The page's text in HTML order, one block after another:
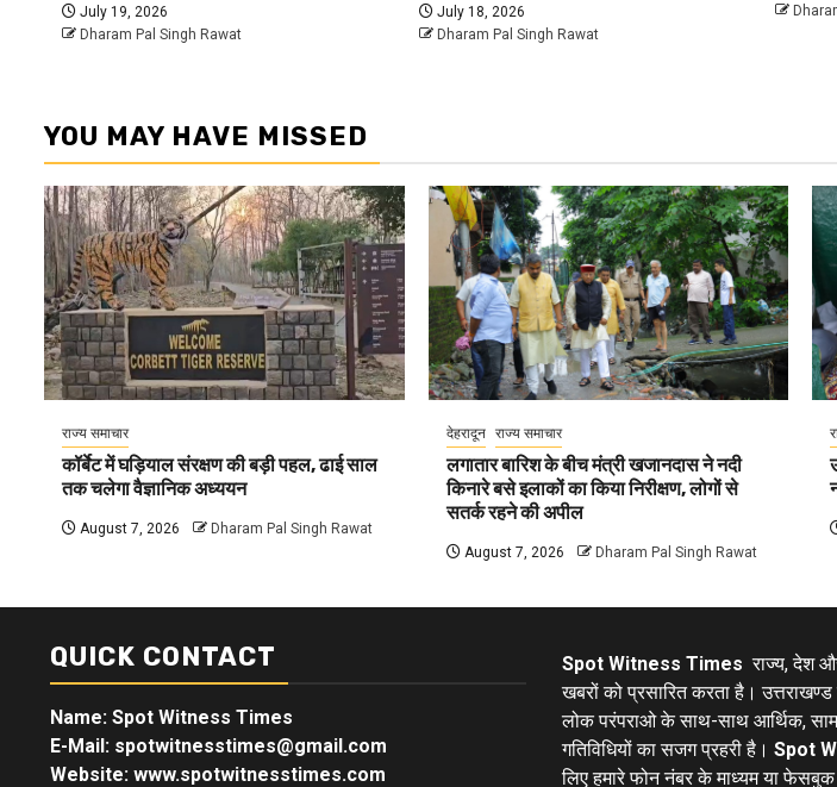
July 19, 2026
Dharam Pal Singh Rawat
July 18, 2026
Dharam Pal Singh Rawat
YOU MAY HAVE MISSED
राज्य समाचार
कॉर्बेट में घड़ियाल संरक्षण की बड़ी पहल, ढाई साल
तक चलेगा वैज्ञानिक अध्ययन
August 7, 2026 Dharam Pal Singh Rawat
देहरादून राज्य समाचार
लगातार बारिश के बीच मंत्री खजानदास ने नदी
किनारे बसे इलाकों का किया निरीक्षण, लोगों से
सतर्क रहने की अपील
August 7, 2026 Dharam Pal Singh Rawat
QUICK CONTACT
Name: Spot Witness Times
E-Mail: spotwitnesstimes@gmail.com
Website: www.spotwitnesstimes.com
Spot Witness Times राज्य, देश
खबरों को प्रसारित करता है।
लोक परंपराओ के साथ-साथ आर्थिक,
गतिविधियों का सजग प्रहरी है। Spot
लिए हमारे फोन नंबर के माध्यम या